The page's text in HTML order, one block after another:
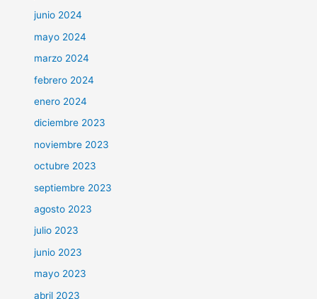
junio 2024
mayo 2024
marzo 2024
febrero 2024
enero 2024
diciembre 2023
noviembre 2023
octubre 2023
septiembre 2023
agosto 2023
julio 2023
junio 2023
mayo 2023
abril 2023